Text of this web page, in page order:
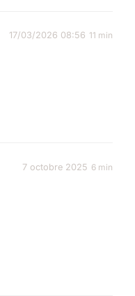
17/03/2026 08:56 11 min
7 octobre 2025 6 min